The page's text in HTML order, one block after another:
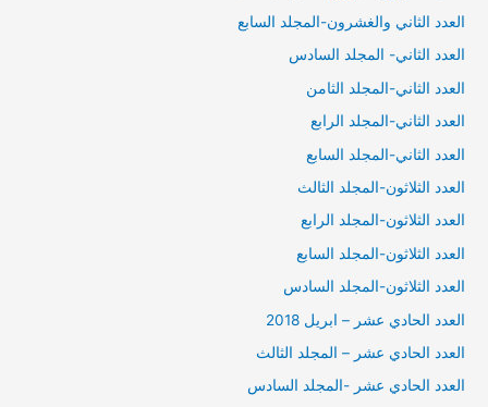
العدد الثاني والغشرون-المجلد السابع
العدد الثاني- المجلد السادس
العدد الثاني-المجلد الثامن
العدد الثاني-المجلد الرابع
العدد الثاني-المجلد السابع
العدد الثلاثون-المجلد الثالث
العدد الثلاثون-المجلد الرابع
العدد الثلاثون-المجلد السابع
العدد الثلاثون-المجلد السادس
العدد الحادي عشر – ابريل 2018
العدد الحادي عشر – المجلد الثالث
العدد الحادي عشر -المجلد السادس